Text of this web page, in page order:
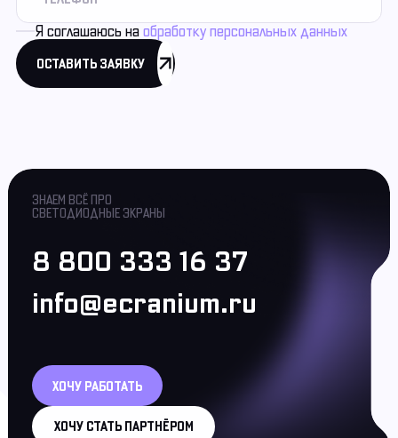
Я соглашаюсь наобработку персональных данных
ОСТАВИТЬ ЗАЯВКУ
ЗНАЕМ ВСЁ ПРО
СВЕТОДИОДНЫЕ ЭКРАНЫ
8 800 333 16 37
info@ecranium.ru
ХОЧУ РАБОТАТЬ
ХОЧУ СТАТЬ ПАРТНЁРОМ